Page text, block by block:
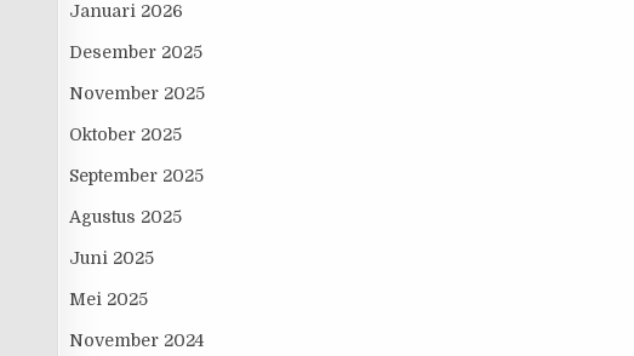
Januari 2026
Desember 2025
November 2025
Oktober 2025
September 2025
Agustus 2025
Juni 2025
Mei 2025
November 2024